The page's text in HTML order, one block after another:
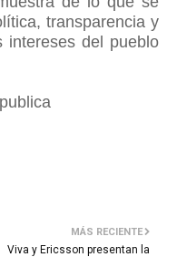
transparencia y
intereses del pueblo
MÁS RECIENTE
Viva y Ericsson presentan la